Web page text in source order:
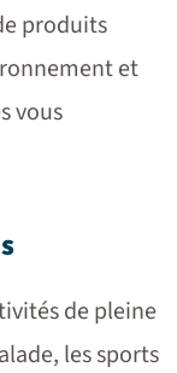
produits
et
vous
de pleine
les sports